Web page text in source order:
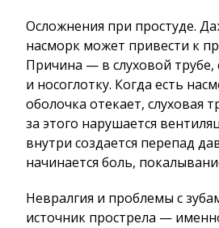
Осложнения при простуде.
насморк может привести к
Причина — в слуховой
и носоглотку. Когда есть
оболочка отекает, слуховая
за этого нарушается
внутри создается перепад
начинается боль,
Невралгия и проблемы с
источник прострела —